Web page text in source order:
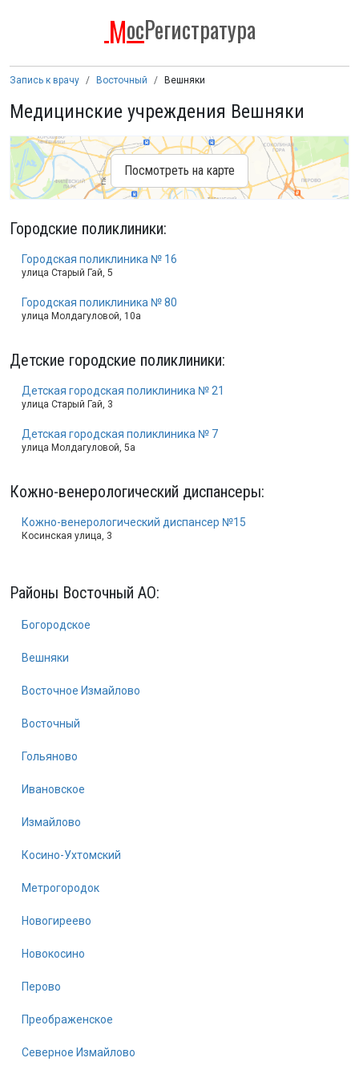
МосРегистратура
Запись к врачу Восточный Вешняки
Медицинские учреждения Вешняки
Посмотреть на карте
Городские поликлиники:
Городская поликлиника № 16
улица Старый Гай, 5
Городская поликлиника № 80
улица Молдагуловой, 10а
Детские городские поликлиники:
Детская городская поликлиника № 21
улица Старый Гай, 3
Детская городская поликлиника № 7
улица Молдагуловой, 5а
Кожно-венерологический диспансеры:
Кожно-венерологический диспансер №15
Косинская улица, 3
Районы Восточный АО:
Богородское
Вешняки
Восточное Измайлово
Восточный
Гольяново
Ивановское
Измайлово
Косино-Ухтомский
Метрогородок
Новогиреево
Новокосино
Перово
Преображенское
Северное Измайлово